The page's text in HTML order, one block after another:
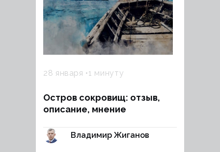
Владимир Жиганов
28 января 1 минуту
Остров сокровищ: отзыв,
описание, мнение